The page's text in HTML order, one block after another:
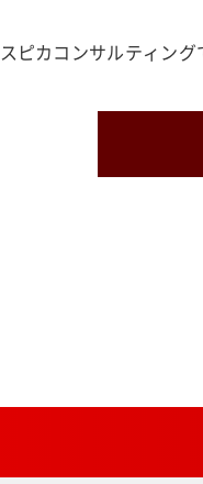
スピカコンサルティン